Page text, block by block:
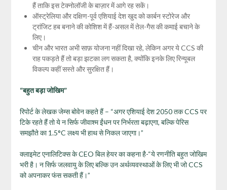
हैं ताकि इस टेक्नोलॉजी के बाज़ार में आगे रह सकें।
ऑस्ट्रेलिया और दक्षिण-पूर्व एशियाई देश खुद को कार्बन स्टोरेज और
ट्रांजिट हब बनाने की कोशिश में हैं-असल में तेल-गैस की कमाई बचाने के
लिए।
चीन और भारत अभी साफ़ योजना नहीं दिखा रहे, लेकिन अगर ये CCS की
राह पकड़ते हैं तो बड़ा झटका लग सकता है, क्योंकि इनके लिए रिन्यूबल
विकल्प कहीं सस्ते और सुरक्षित हैं।
“बहुत बड़ा जोखिम”
रिपोर्ट के लेखक जेम्स बोवेन कहते हैं – “अगर एशियाई देश 2050 तक CCS पर
टिके रहते हैं तो ये न सिर्फ जीवाश्म ईंधन पर निर्भरता बढ़ाएगा, बल्कि पेरिस
समझौते का 1.5°C लक्ष्य भी हाथ से निकल जाएगा।”
क्लाइमेट एनालिटिक्स के CEO बिल हेयर का कहना है-“ये रणनीति बहुत जोखिम
भरी है। न सिर्फ जलवायु के लिए बल्कि उन अर्थव्यवस्थाओं के लिए भी जो CCS
को अपनाकर फंस सकती हैं।”